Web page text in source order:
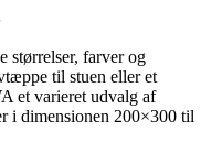
størrelser, farver og
til stuen eller et
et varieret udvalg af
i dimensionen 200×300 til